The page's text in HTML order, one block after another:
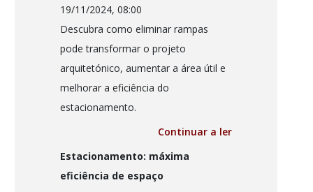
19/11/2024, 08:00
Descubra como eliminar rampas
pode transformar o projeto
arquitetónico, aumentar a área útil e
melhorar a eficiência do
estacionamento.
Continuar a ler
Estacionamento: máxima
eficiência de espaço